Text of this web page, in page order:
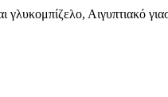
γλυκομπίζελο, Αιγυπτιακό